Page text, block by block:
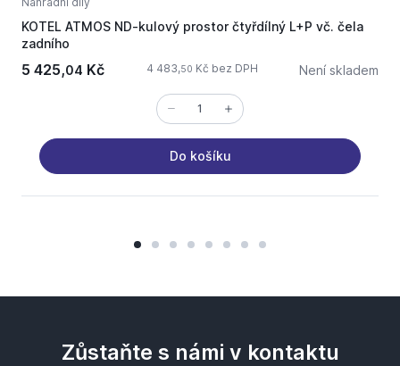
KOTEL ATMOS ND-kulový prostor čtyřdílný L+P vč. čela
zadního
5 425,04 Kč 4 483,50 Kč bez DPH Není skladem
Do košíku
Zůstaňte s námi v kontaktu